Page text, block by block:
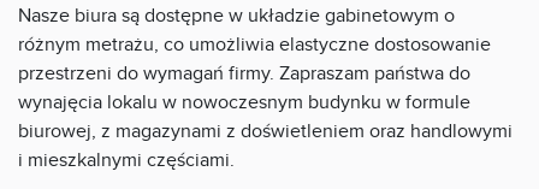
Nasze biura są dostępne w układzie gabinetowym o
różnym metrażu, co umożliwia elastyczne dostosowanie
przestrzeni do wymagań firmy. Zapraszam państwa do
wynajęcia lokalu w nowoczesnym budynku w formule
biurowej, z magazynami z doświetleniem oraz handlowymi
i mieszkalnymi częściami.